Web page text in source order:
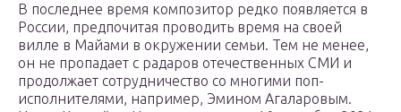
В последнее время композитор редко появляется в
России, предпочитая проводить время на своей
вилле в Майами в окружении семьи. Тем не менее,
он не пропадает с радаров отечественных СМИ и
продолжает сотрудничество со многими поп-
исполнителями, например, Эмином Агаларовым.